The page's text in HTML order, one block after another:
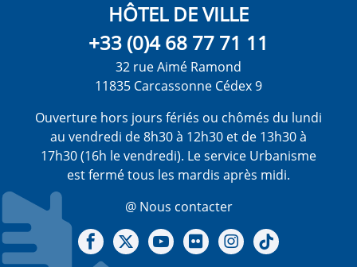
HÔTEL DE VILLE
+33 (0)4 68 77 71 11
32 rue Aimé Ramond
11835 Carcassonne Cédex 9
Ouverture hors jours fériés ou chômés du lundi
au vendredi de 8h30 à 12h30 et de 13h30 à
17h30 (16h le vendredi). Le service Urbanisme
est fermé tous les mardis après midi.
@ Nous contacter
Notre Facebook
Notre X - (twitter)
Notre chaine Youtube
Notre Gallerie sur Flickr
Notre Instagram